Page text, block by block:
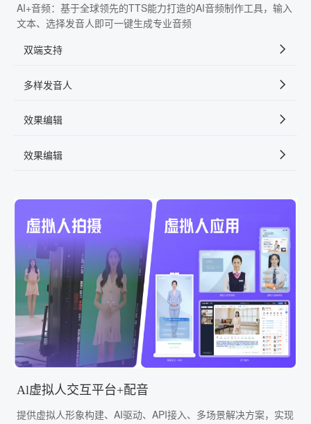
AI+音频：基于全球领先的TTS能力打造的AI音频制作工具，输入
文本、选择发音人即可一键生成专业音频
双端支持
多样发音人
效果编辑
效果编辑
Al虚拟人交互平台+配音
提供虚拟人形象构建、AI驱动、API接入、多场景解决方案，实现